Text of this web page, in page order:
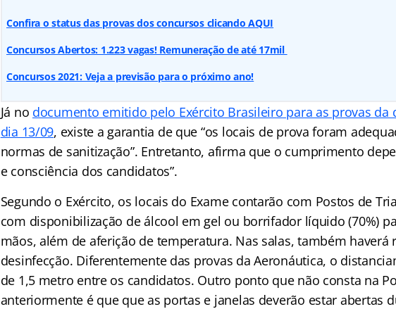
Confira o status das provas dos concursos clicando AQUI
Concursos Abertos: 1.223 vagas! Remuneração de até 17mil
Concursos 2021: Veja a previsão para o próximo ano!
Já no documento emitido pelo Exército Brasileiro para as provas da
dia 13/09, existe a garantia de que “os locais de prova foram
normas de sanitização”. Entretanto, afirma que o cumprimento
e consciência dos candidatos”.
Segundo o Exército, os locais do Exame contarão com Postos de
com disponibilização de álcool em gel ou borrifador líquido (70%)
mãos, além de aferição de temperatura. Nas salas, também haverá
desinfecção. Diferentemente das provas da Aeronáutica, o
de 1,5 metro entre os candidatos. Outro ponto que não consta na
anteriormente é que que as portas e janelas deverão estar abertas